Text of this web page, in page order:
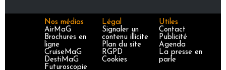
Nos médias
AirMaG
Brochures en
ligne
CruiseMaG
DestiMaG
Futuroscopie
Légal
Signaler un
contenu illicite
Plan du site
RGPD
Cookies
Utiles
Contact
Publicité
Agenda
La presse en
parle